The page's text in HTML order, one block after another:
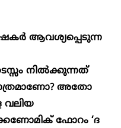
ആവശ്യപ്പെടുന്ന
നിൽക്കുന്നത്
അതോ
വലിയ
ഫോറം ‘ദ